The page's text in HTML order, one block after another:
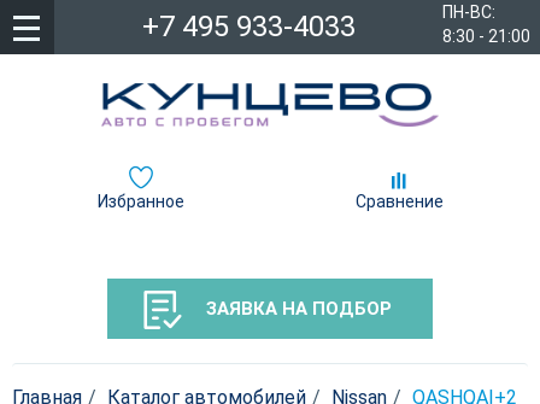
ПН-ВС:
8:30 - 21:00
+7 495 933-4033
Избранное Сравнение
ЗАЯВКА НА ПОДБОР
Главная Каталог автомобилей Nissan QASHQAI+2